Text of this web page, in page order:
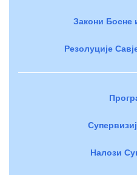
Закони Босне
Резолуције
Налози